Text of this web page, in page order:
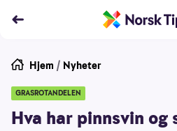
Hjem / Nyheter
GRASROTANDELEN
Hva har pinnsvin og